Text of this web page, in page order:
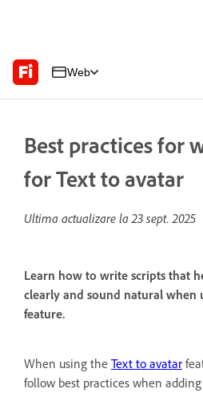
Web
Best practices for
for Text to avatar
Ultima actualizare la23 sept. 2025
Learn how to write scripts that
clearly and sound natural when
feature.
When using the Text to avatar
follow best practices when